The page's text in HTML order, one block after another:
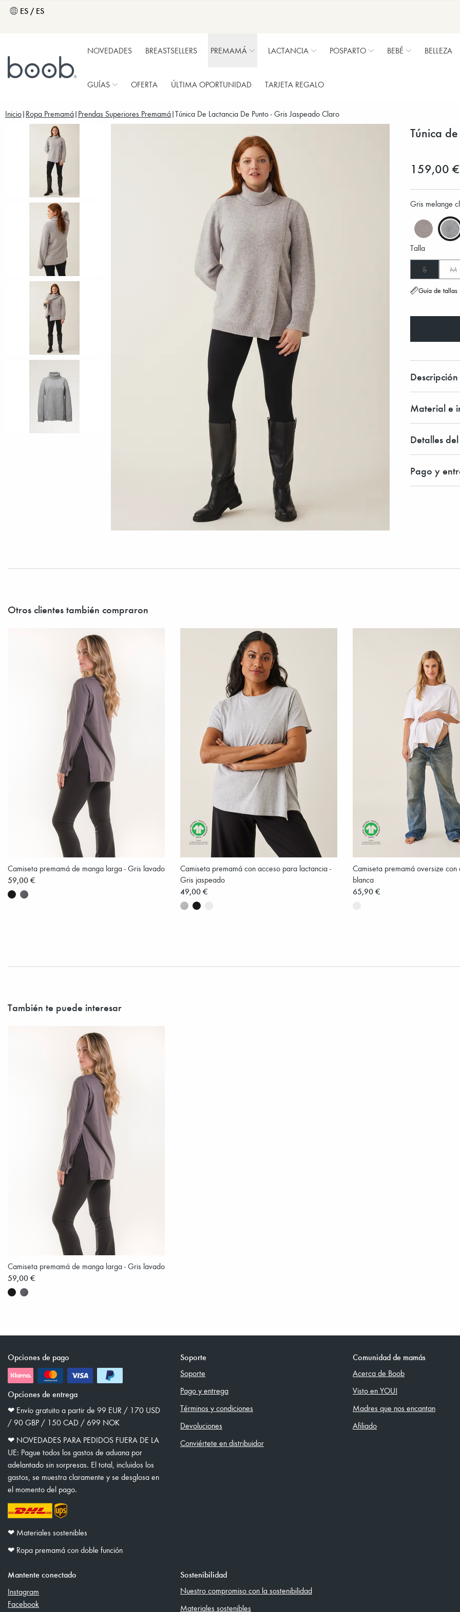
ES / ES
NOVEDADES BREASTSELLERS PREMAMÁ LACTANCIA POSPARTO BEBÉ BELLEZA
GUÍAS OFERTA ÚLTIMA OPORTUNIDAD TARJETA REGALO
Inicio Ropa Premamá Prendas Superiores Premamá Túnica De Lactancia De Punto - Gris Jaspeado Claro
Túnica
159,00 €
Gris melange
Talla
S M
Guía de tallas
Descripción
Material e
Detalles
Pago y
Otros clientes también compraron
Camiseta premamá de manga larga - Gris lavado
59,00 €
Camiseta premamá con acceso para lactancia -
Gris jaspeado
49,00 €
Camiseta premamá oversize con
blanca
65,90 €
También te puede interesar
Camiseta premamá de manga larga - Gris lavado
59,00 €
Opciones de pago
Opciones de entrega
❤︎ Envío gratuito a partir de 99 EUR / 170 USD
/ 90 GBP / 150 CAD / 699 NOK
❤︎ NOVEDADES PARA PEDIDOS FUERA DE LA
UE: Pague todos los gastos de aduana por
adelantado sin sorpresas. El total, incluidos los
gastos, se muestra claramente y se desglosa en
el momento del pago.
❤︎ Materiales sostenibles
❤︎ Ropa premamá con doble función
Soporte
Soporte
Pago y entrega
Términos y condiciones
Devoluciones
Conviértete en distribuidor
Comunidad de mamás
Acerca de Boob
Visto en YOU!
Madres que nos encantan
Afiliado
Mantente conectado
Instagram
Facebook
Sostenibilidad
Nuestro compromiso con la sostenibilidad
Materiales sostenibles